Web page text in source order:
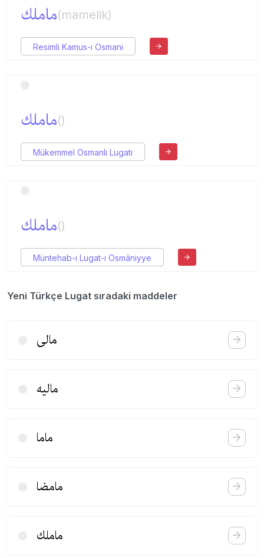
ماملك(mamelik)
Resimli Kamus-ı Osmani
ماملك()
Mükemmel Osmanlı Lugatı
ماملك()
Müntehab-ı Lugat-ı Osmâniyye
Yeni Türkçe Lugat sıradaki maddeler
مالی
مالیه
ماما
مامضا
ماملك